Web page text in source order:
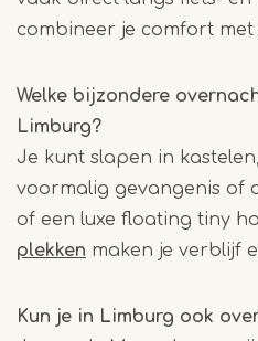
combineer je comfort met
Welke bijzondere
Limburg?
Je kunt slapen in
voormalig gevangenis of
of een luxe floating tiny
plekken maken je verblijf
Kun je in Limburg ook